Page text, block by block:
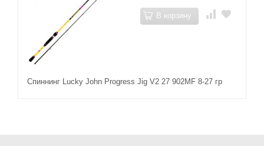
Спиннинг Lucky John Progress Jig V2 27 902MF 8-27 гр
В корзину